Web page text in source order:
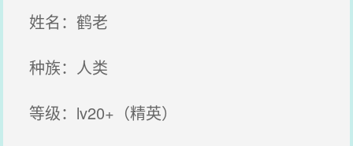
姓名：鹤老
种族：人类
等级：lv20+（精英）